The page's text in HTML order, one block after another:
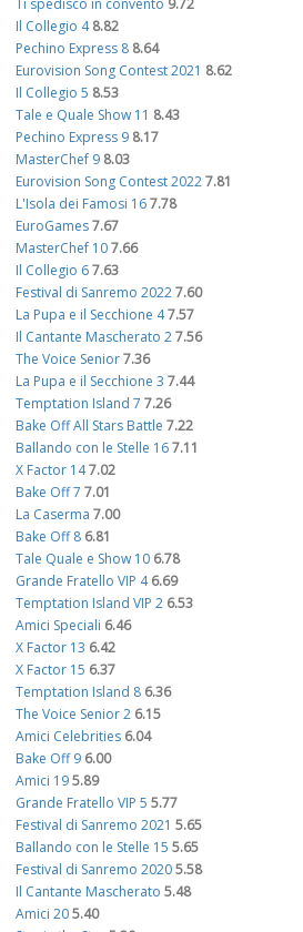
Il Collegio 4 8.82
Pechino Express 8 8.64
Eurovision Song Contest 2021 8.62
Il Collegio 5 8.53
Tale e Quale Show 11 8.43
Pechino Express 9 8.17
MasterChef 9 8.03
Eurovision Song Contest 20227.81
L'Isola dei Famosi 167.78
EuroGames7.67
MasterChef 107.66
Il Collegio 67.63
Festival di Sanremo 20227.60
La Pupa e il Secchione 47.57
Il Cantante Mascherato 27.56
The Voice Senior7.36
La Pupa e il Secchione 3 7.44
Temptation Island 7 7.26
Bake Off All Stars Battle 7.22
Ballando con le Stelle 167.11
X Factor 147.02
Bake Off 7 7.01
La Caserma 7.00
Bake Off 8 6.81
Tale Quale e Show 10 6.78
Grande Fratello VIP 4 6.69
Temptation Island VIP 2 6.53
Amici Speciali 6.46
X Factor 13 6.42
X Factor 15 6.37
Temptation Island 8 6.36
The Voice Senior 2 6.15
Amici Celebrities 6.04
Bake Off 9 6.00
Amici 195.89
Grande Fratello VIP 5 5.77
Festival di Sanremo 2021 5.65
Ballando con le Stelle 15 5.65
Festival di Sanremo 20205.58
Il Cantante Mascherato 5.48
Amici 205.40